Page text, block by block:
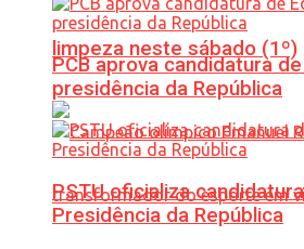
limpeza neste sábado (1º)
PCB aprova candidatura
presidência da República
PSTU oficializa
Presidência da República